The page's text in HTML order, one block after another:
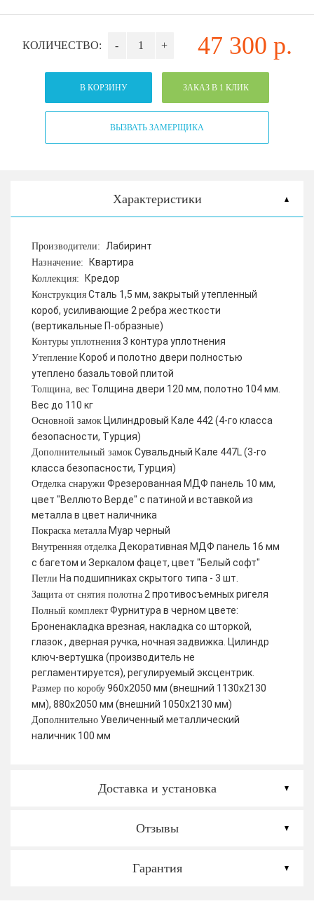
КОЛИЧЕСТВО: - + 47 300 р.
В КОРЗИНУ ЗАКАЗ В 1 КЛИК
ВЫЗВАТЬ ЗАМЕРЩИКА
Характеристики
Производители: Лабиринт
Назначение: Квартира
Коллекция: Кредор
Конструкция Сталь 1,5 мм, закрытый утепленный
короб, усиливающие 2 ребра жесткости
(вертикальные П-образные)
Контуры уплотнения 3 контура уплотнения
Утепление Короб и полотно двери полностью
утеплено базальтовой плитой
Толщина, вес Толщина двери 120 мм, полотно 104 мм.
Вес до 110 кг
Основной замок Цилиндровый Кале 442 (4-го класса
безопасности, Турция)
Дополнительный замок Сувальдный Кале 447L (3-го
класса безопасности, Турция)
Отделка снаружи Фрезерованная МДФ панель 10 мм,
цвет "Веллюто Верде" с патиной и вставкой из
металла в цвет наличника
Покраска металла Муар черный
Внутренняя отделка Декоративная МДФ панель 16 мм
с багетом и Зеркалом фацет, цвет "Белый софт"
Петли На подшипниках скрытого типа - 3 шт.
Защита от снятия полотна 2 противосъемных ригеля
Полный комплект Фурнитура в черном цвете:
Броненакладка врезная, накладка со шторкой,
глазок , дверная ручка, ночная задвижка. Цилиндр
ключ-вертушка (производитель не
регламентируется), регулируемый эксцентрик.
Размер по коробу 960х2050 мм (внешний 1130х2130
мм), 880х2050 мм (внешний 1050х2130 мм)
Дополнительно Увеличенный металлический
наличник 100 мм
Доставка и установка
Отзывы
Гарантия